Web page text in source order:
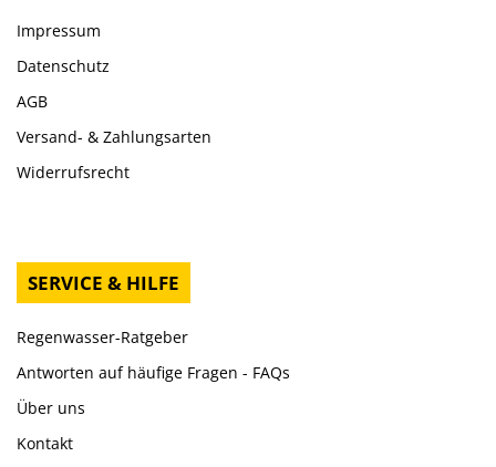
Impressum
Datenschutz
AGB
Versand- & Zahlungsarten
Widerrufsrecht
SERVICE & HILFE
Regenwasser-Ratgeber
Antworten auf häufige Fragen - FAQs
Über uns
Kontakt